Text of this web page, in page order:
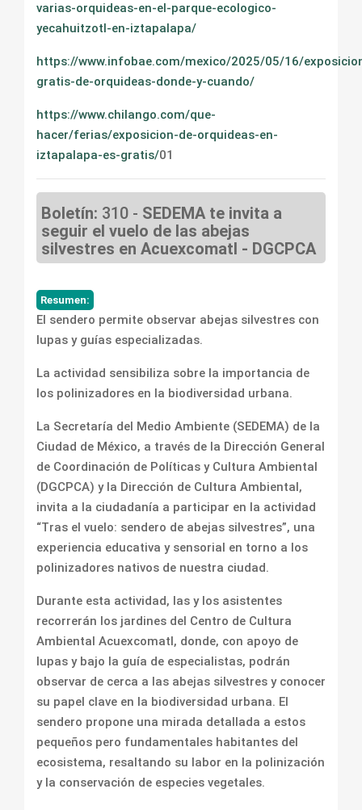
varias-orquideas-en-el-parque-ecologico-
yecahuitzotl-en-iztapalapa/
https://www.infobae.com/mexico/2025/05/16/
gratis-de-orquideas-donde-y-cuando/
https://www.chilango.com/que-
hacer/ferias/exposicion-de-orquideas-en-
iztapalapa-es-gratis/01
Boletín: 310 - SEDEMA te invita a
seguir el vuelo de las abejas
silvestres en Acuexcomatl - DGCPCA
Resumen:
El sendero permite observar abejas silvestres con
lupas y guías especializadas.
La actividad sensibiliza sobre la importancia de
los polinizadores en la biodiversidad urbana.
La Secretaría del Medio Ambiente (SEDEMA) de la
Ciudad de México, a través de la Dirección General
de Coordinación de Políticas y Cultura Ambiental
(DGCPCA) y la Dirección de Cultura Ambiental,
invita a la ciudadanía a participar en la actividad
“Tras el vuelo: sendero de abejas silvestres”, una
experiencia educativa y sensorial en torno a los
polinizadores nativos de nuestra ciudad.
Durante esta actividad, las y los asistentes
recorrerán los jardines del Centro de Cultura
Ambiental Acuexcomatl, donde, con apoyo de
lupas y bajo la guía de especialistas, podrán
observar de cerca a las abejas silvestres y conocer
su papel clave en la biodiversidad urbana. El
sendero propone una mirada detallada a estos
pequeños pero fundamentales habitantes del
ecosistema, resaltando su labor en la polinización
y la conservación de especies vegetales.